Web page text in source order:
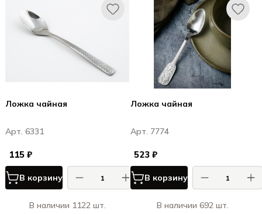
Ложка чайная
Арт. 6331
115 ₽
В корзину
В наличии 1122 шт.
Ложка чайная
Арт. 7774
523 ₽
В корзину
В наличии 692 шт.